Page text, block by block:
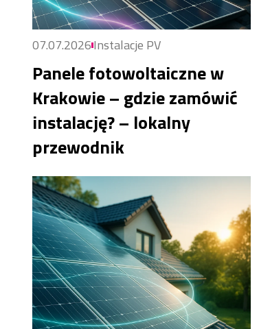
07.07.2026Instalacje PV
Panele fotowoltaiczne w
Krakowie – gdzie zamówić
instalację? – lokalny
przewodnik